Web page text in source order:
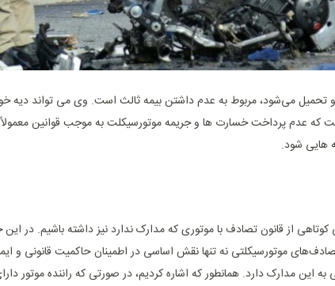
او تحمیل می‌شود، مربوط به عدم داشتن بیمه ثالث است. وی می‌ تواند دیه
که عدم پرداخت خسارت ‌ها و جریمه موتورسیکلت به موجب قوانین معمولاً
هایی شود.
از قانون تصادف با موتوری که مدارک ندارد نیز داشته باشیم. در
موتورسیکلتی نه تنها نقش اساسی در اطمینان حاکمیت قانونی و
مدارک دارد. همانطور که اشاره کردیم، در صورتی که راننده موتور